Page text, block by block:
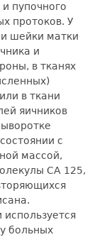
пупочного
протоков. У
шейки матки
и
в тканях
в ткани
яичников
с
массой,
СА 125,
больных